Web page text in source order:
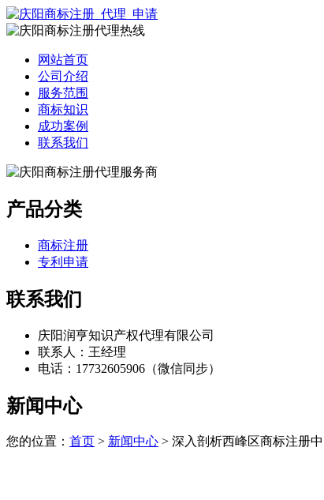
网站首页
公司介绍
服务范围
商标知识
成功案例
联系我们
产品分类
商标注册
专利申请
联系我们
庆阳润亨知识产权代理有限公司
联系人：王经理
电话：17732605906（微信同步）
新闻中心
您的位置： 首页 > 新闻中心 > 深入剖析西峰区商标注册